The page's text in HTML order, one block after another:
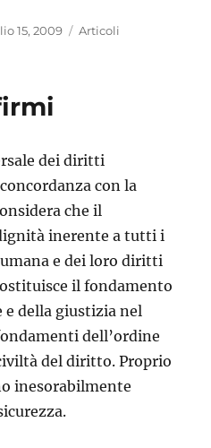
15, 2009 Categorie
Articoli
dei diritti
con la
che il
inerente a tutti i
e dei loro diritti
il fondamento
e della giustizia nel
dell’ordine
del diritto. Proprio
inesorabilmente